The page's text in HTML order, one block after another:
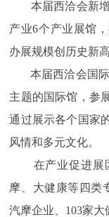
本届西洽会新增
产业6个产业展馆
办展规模创历史新高
本届西洽会国际
主题的国际馆，参
通过展示各个国家
风情和多元文化。
在产业促进展区
摩、大健康等四类
汽摩企业、103家大